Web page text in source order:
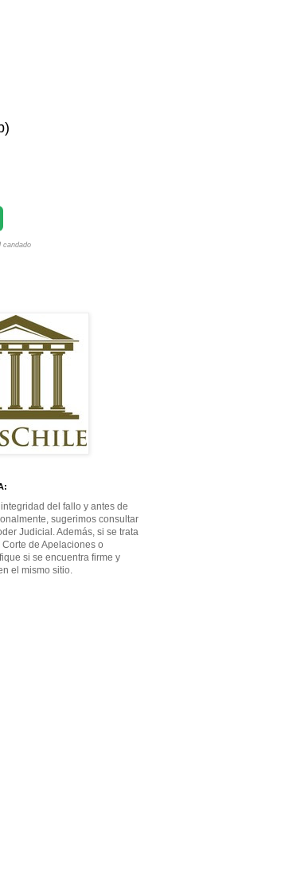
candado
del fallo y antes de
sugerimos consultar
Judicial. Además, si se trata
de Apelaciones o
si se encuentra firme y
el mismo sitio.